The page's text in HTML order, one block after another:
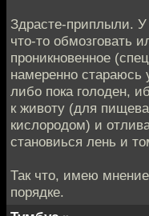
Здрасте-приплыли.
что-то обмозговать
проникновенное
намеренно стараюсь
либо пока голоден,
к животу (для
кислородом) и
становиься лень и
Так что, имею
порядке.